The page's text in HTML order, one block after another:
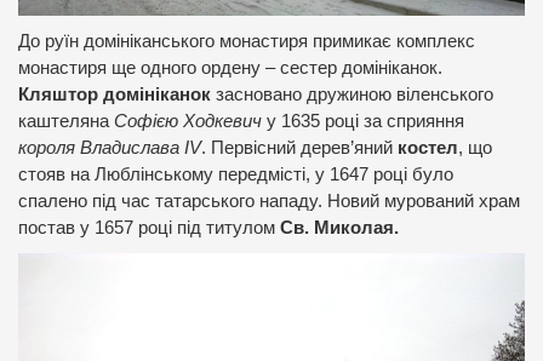
До руїн домініканського монастиря примикає комплекс
монастиря ще одного ордену – сестер домініканок.
Кляштор домініканок засновано дружиною віленського
каштеляна Софією Ходкевич у 1635 році за сприяння
короля Владислава IV. Первісний дерев’яний костел, що
стояв на Люблінському передмісті, у 1647 році було
спалено під час татарського нападу. Новий мурований храм
постав у 1657 році під титулом Св. Миколая.